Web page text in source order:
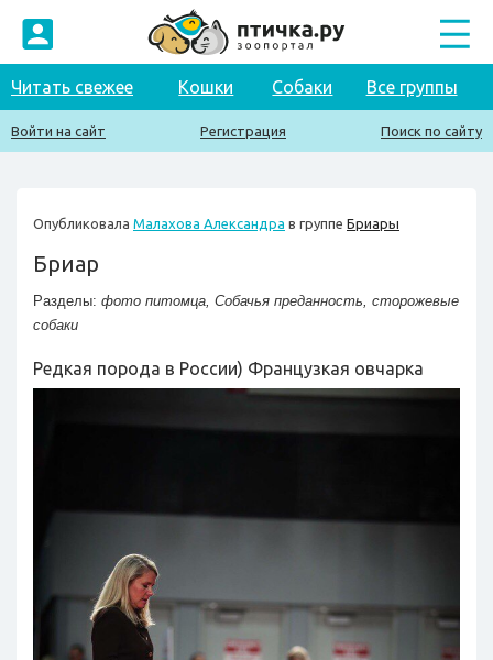
Читать свежее Кошки Собаки Все группы
Войти на сайт Регистрация Поиск по сайту
Опубликовала Малахова Александра в группе Бриары
Бриар
Разделы: фото питомца, Собачья преданность, сторожевые
собаки
Редкая порода в России) Французкая овчарка